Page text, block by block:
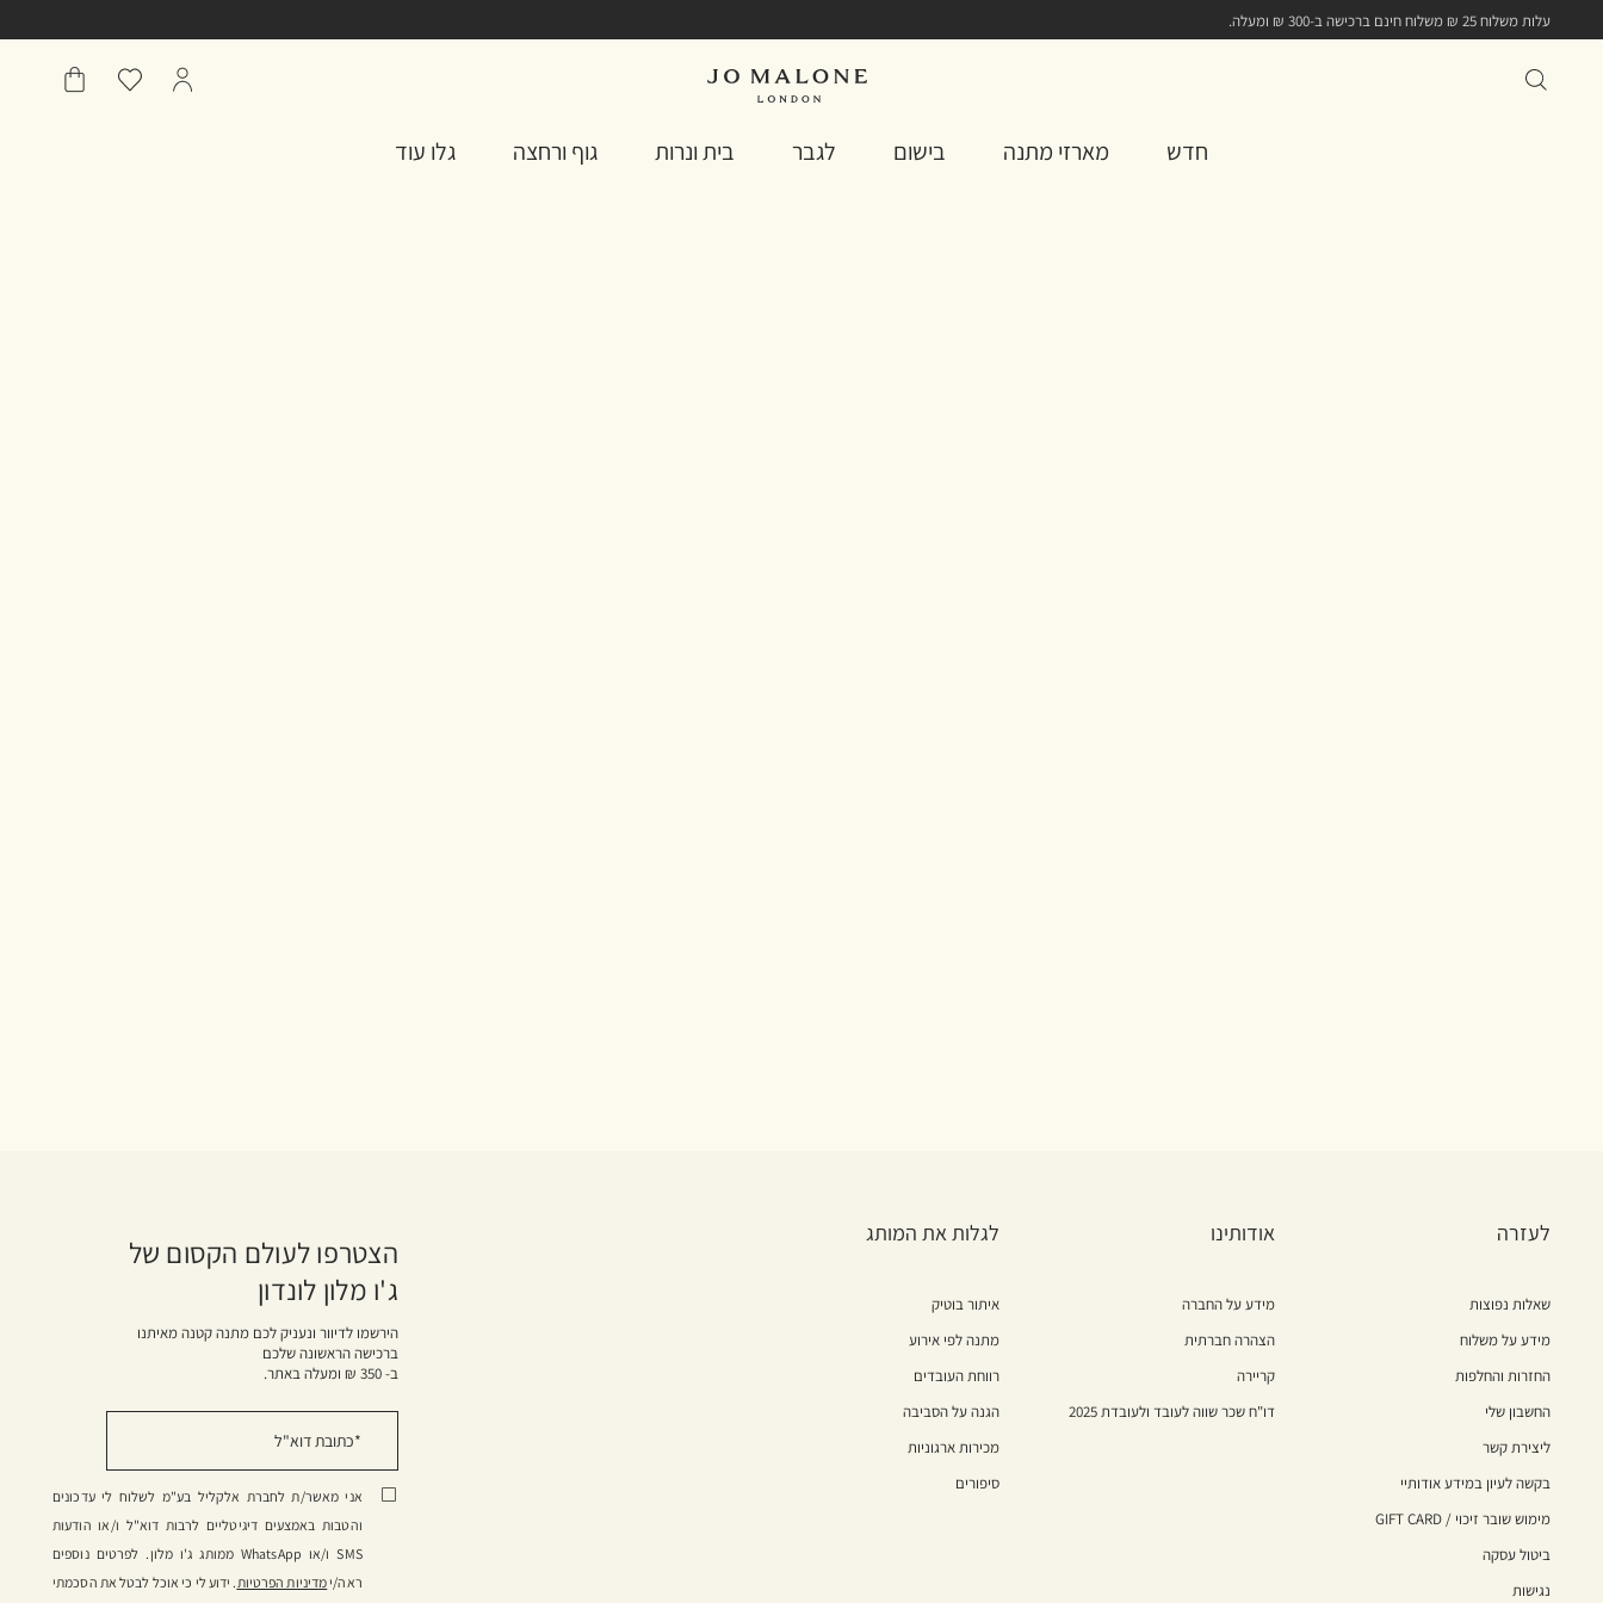
עלות משלוח 25 ₪ משלוח חינם ברכישה ב-300 ₪ ומעלה.
חדש מארזי מתנה בישום לגבר בית ונרות גוף ורחצה גלו עוד
הפרופיל
מועדפים
שֶׁלִי
הצטרפו לעולם הקסום של
ג'ו מלון לונדון
הירשמו לדיוור ונעניק לכם מתנה קטנה מאיתנו
ברכישה הראשונה שלכם
ב- 350 ₪ ומעלה באתר.
אני מאשר/ת לחברת אלקליל בע"מ לשלוח לי עדכונים
והטבות באמצעים דיגיטליים לרבות דוא"ל ו/או הודעות
SMS ו/או WhatsApp ממותג ג'ו מלון. לפרטים נוספים
ראה/ימדיניות הפרטיות. ידוע לי כי אוכל לבטל את הסכמתי
לעזרה
שאלות נפוצות
מידע על משלוח
החזרות והחלפות
החשבון שלי
ליצירת קשר
בקשה לעיון במידע אודותיי
מימוש שובר זיכוי / GIFT CARD
ביטול עסקה
נגישות
אודותינו
מידע על החברה
הצהרה חברתית
קריירה
דו"ח שכר שווה לעובד ולעובדת 2025
לגלות את המותג
איתור בוטיק
מתנה לפי אירוע
רווחת העובדים
הגנה על הסביבה
מכירות ארגוניות
סיפורים